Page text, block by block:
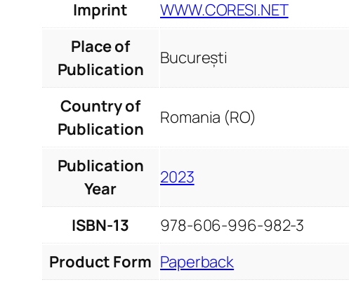
Imprint
WWW.CORESI.NET
Place of
Publication
București
Country of
Publication
Romania (RO)
Publication
Year
2023
ISBN-13
978-606-996-982-3
Product Form Paperback